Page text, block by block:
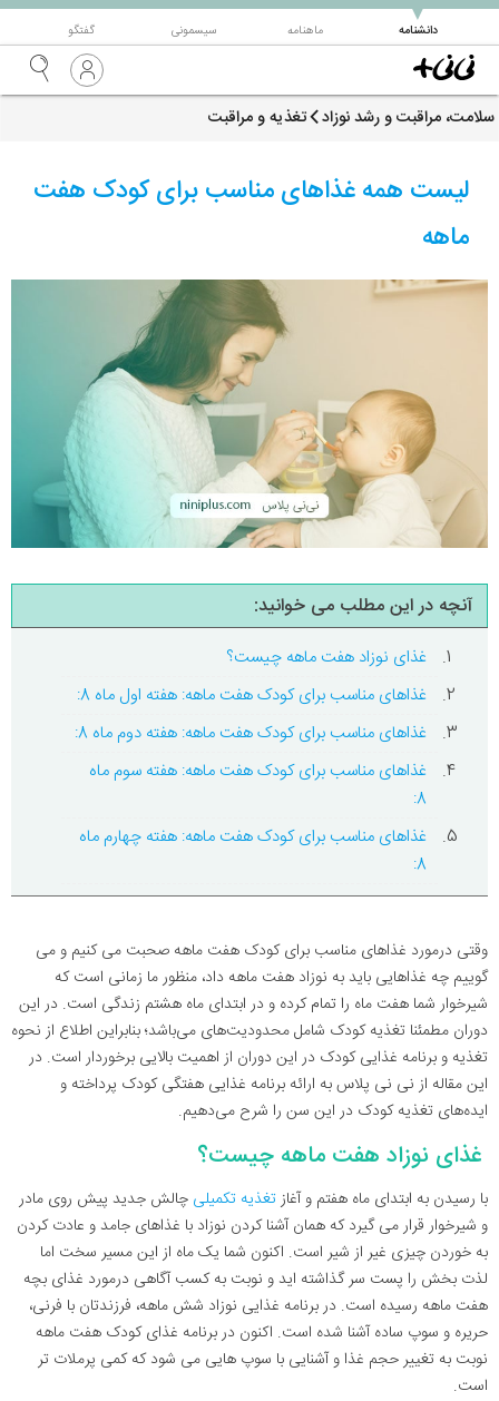
دانشنامه
▼ ماهنامه سیسمونی گفتگو
سلامت، مراقبت و رشد نوزاد تغذیه و مراقبت
لیست همه غذاهای مناسب برای کودک هفت
ماهه
آنچه در این مطلب می خوانید:
غذای نوزاد هفت ماهه چیست؟
غذاهای مناسب برای کودک هفت ماهه: هفته اول ماه 8:
غذاهای مناسب برای کودک هفت ماهه: هفته دوم ماه 8:
غذاهای مناسب برای کودک هفت ماهه: هفته سوم ماه
8:
غذاهای مناسب برای کودک هفت ماهه: هفته چهارم ماه
8:
وقتی درمورد غذاهای مناسب برای کودک هفت ماهه صحبت می کنیم و می
گوییم چه غذاهایی باید به نوزاد هفت ماهه داد، منظور ما زمانی است که
شیرخوار شما هفت ماه را تمام کرده و در ابتدای ماه هشتم زندگی است. در این
دوران مطمئنا تغذیه کودک شامل محدودیت‌های می‌باشد؛ بنابراین اطلاع از نحوه
تغذیه و برنامه غذایی کودک در این دوران از اهمیت بالایی برخوردار است. در
این مقاله از نی نی پلاس به ارائه برنامه غذایی هفتگی کودک پرداخته و
ایده‌های تغذیه کودک در این سن را شرح می‌دهیم.
غذای نوزاد هفت ماهه چیست؟
با رسیدن به ابتدای ماه هفتم و آغازتغذیه تکمیلی چالش جدید پیش روی مادر
و شیرخوار قرار می گیرد که همان آشنا کردن نوزاد با غذاهای جامد و عادت کردن
به خوردن چیزی غیر از شیر است. اکنون شما یک ماه از این مسیر سخت اما
لذت بخش را پست سر گذاشته اید و نوبت به کسب آگاهی درمورد غذای بچه
هفت ماهه رسیده است. در برنامه غذایی نوزاد شش ماهه، فرزندتان با فرنی،
حریره و سوپ ساده آشنا شده است. اکنون در برنامه غذای کودک هفت ماهه
نوبت به تغییر حجم غذا و آشنایی با سوپ هایی می شود که کمی پرملات تر
است.